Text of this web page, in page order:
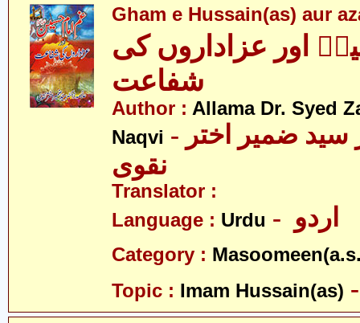
Gham e Hussain(as) aur
اور عزاداروں کی
شفاعت
Author : Allama Dr. Syed
Naqvi - علامہ ڈاکٹر سید ضمیر اختر
نقوی
Translator :
Language : Urdu
Category :
Topic : Imam Hussain(as)